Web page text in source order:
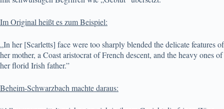
Im Original heißt es zum Beispiel:
„In her [Scarletts] face were too sharply blended the delicate features of
her mother, a Coast aristocrat of French descent, and the heavy ones of
her florid Irish father.”
Beheim-Schwarzbach machte daraus: